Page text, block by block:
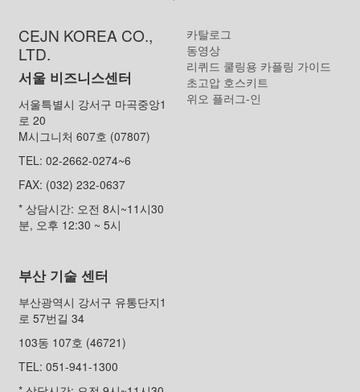
CEJN KOREA CO.,
LTD.
서울 비즈니스센터
서울특별시 강서구 마곡중앙1
로 20
M시그니처 607호 (07807)
TEL: 02-2662-0274~6
FAX: (032) 232-0637
* 상담시간: 오전 8시~11시30
분, 오후 12:30 ~ 5시
부산 기술 센터
부산광역시 강서구 유통단지1
로 57번길 34
103동 107호 (46721)
TEL: 051-941-1300
카탈로그
동영상
리퀴드 쿨링용 카플링 가이드
초고압 호스키트
위오 플러그-인